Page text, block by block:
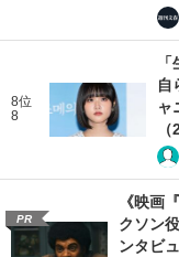
8位
8
自
ャ
PR
《映画
クソン
ンタビ